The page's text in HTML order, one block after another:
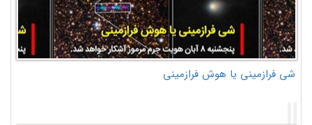
شی فرازمینی یا هوش فرازمینی